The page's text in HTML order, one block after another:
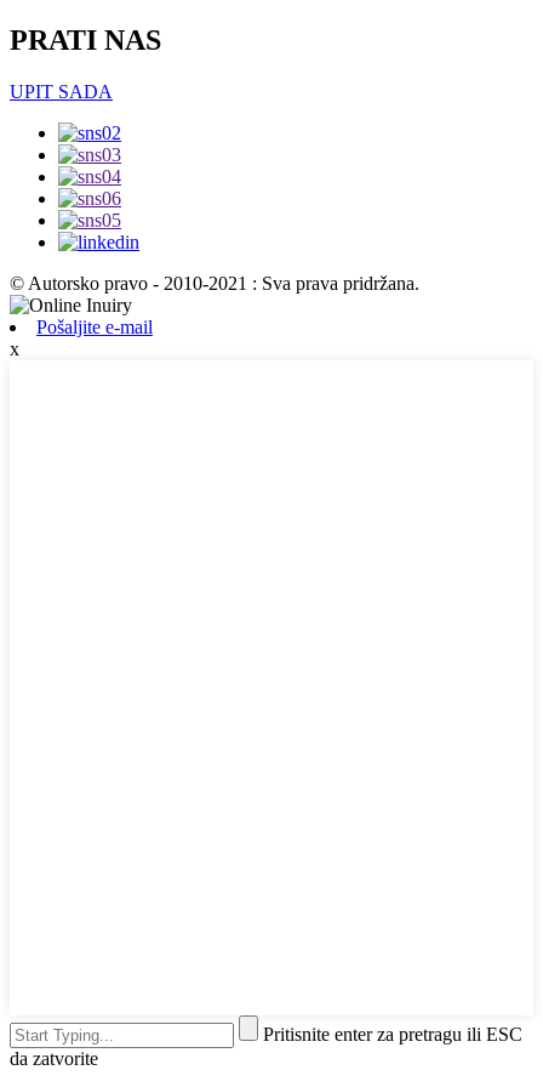
PRATI NAS
UPIT SADA
© Autorsko pravo - 2010-2021 : Sva prava pridržana.
Pošaljite e-mail
x
Pritisnite enter za pretragu ili ESC
da zatvorite